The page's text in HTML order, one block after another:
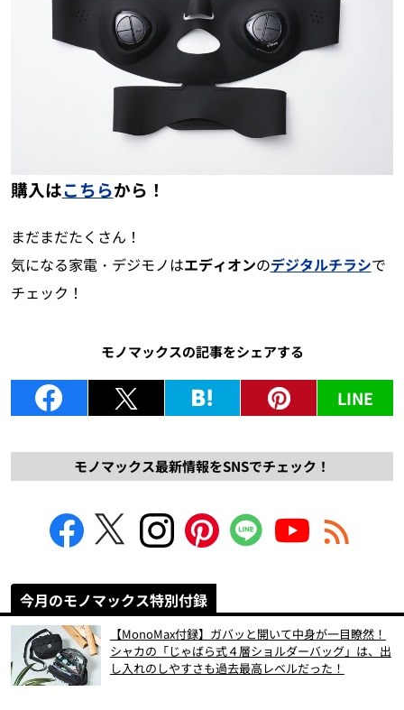
購入はこちらから！
まだまだたくさん！
気になる家電・デジモノはエディオンのデジタルチラシで
チェック！
モノマックスの記事をシェアする
LINE
モノマックス最新情報をSNSでチェック！
今月のモノマックス特別付録
【MonoMax付録】ガバッと開いて中身が一目瞭然！
シャカの「じゃばら式４層ショルダーバッグ」は、出
し入れのしやすさも過去最高レベルだった！